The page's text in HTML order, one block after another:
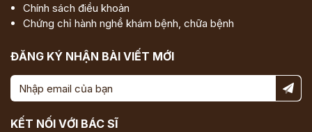
Chính sách điều khoản
Chứng chỉ hành nghề khám bệnh, chữa bệnh
ĐĂNG KÝ NHẬN BÀI VIẾT MỚI
KẾT NỐI VỚI BÁC SĨ